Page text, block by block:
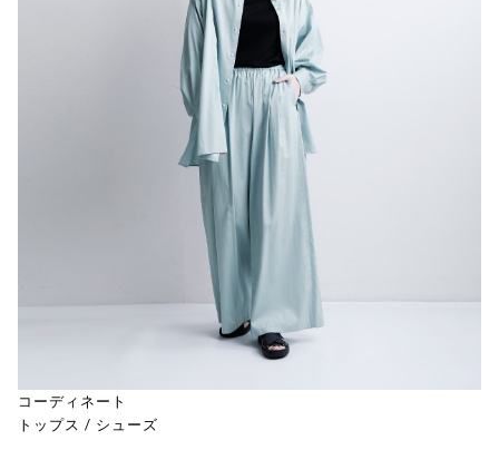
コーディネート
トップス / シューズ